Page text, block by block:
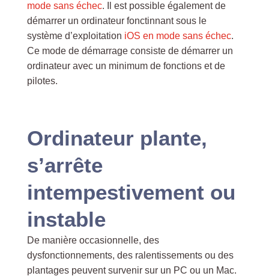
mode sans échec. Il est possible également de
démarrer un ordinateur fonctinnant sous le
système d’exploitation iOS en mode sans échec.
Ce mode de démarrage consiste de démarrer un
ordinateur avec un minimum de fonctions et de
pilotes.
Ordinateur plante,
s’arrête
intempestivement ou
instable
De manière occasionnelle, des
dysfonctionnements, des ralentissements ou des
plantages peuvent survenir sur un PC ou un Mac.